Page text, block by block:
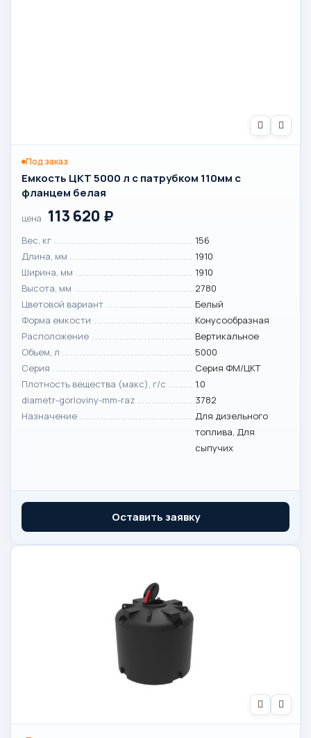
Под заказ
Емкость ЦКТ 5000 л с патрубком 110мм с
фланцем белая
цена 113 620 ₽
Вес, кг
156
Длина, мм
1910
Ширина, мм
1910
Высота, мм
2780
Цветовой вариант
Белый
Форма емкости
Конусообразная
Расположение
Вертикальное
Объем, л
5000
Серия
Серия ФМ/ЦКТ
Плотность вещества (макс), г/с
1.0
diametr-gorloviny-mm-raz
3782
Назначение
Для дизельного
топлива, Для
сыпучих
Оставить заявку